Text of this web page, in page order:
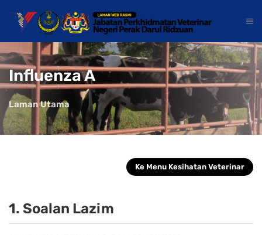
Influenza A
Laman Utama
Ke Menu Kesihatan Veterinar
1. Soalan Lazim